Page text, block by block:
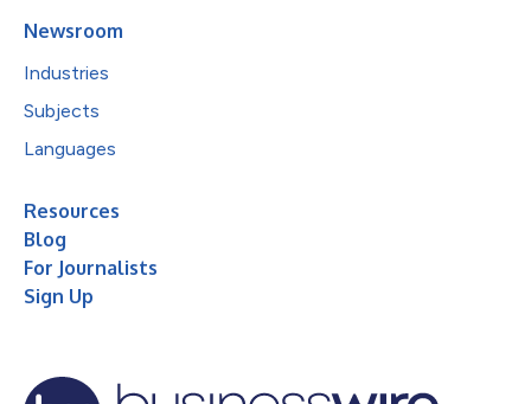
Newsroom
Industries
Subjects
Languages
Resources
Blog
For Journalists
Sign Up